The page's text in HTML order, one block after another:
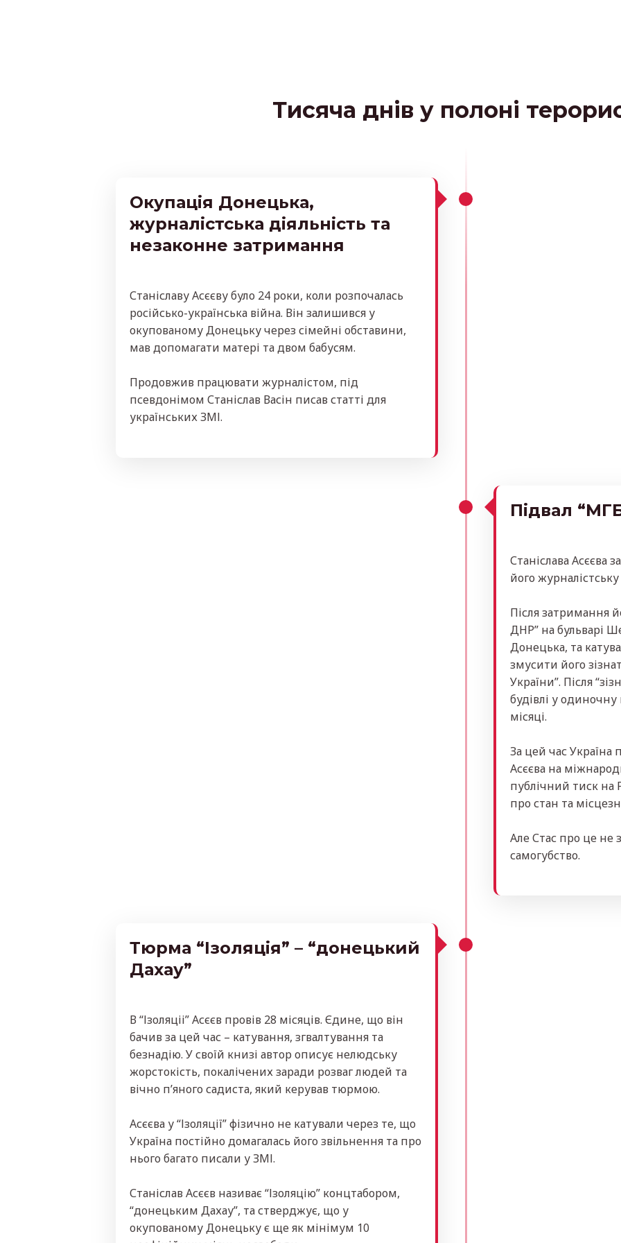
Тисяча днів у полоні
Окупація Донецька,
журналістська діяльність та
незаконне затримання
Станіславу Асєєву було 24 роки, коли розпочалась
російсько-українська війна. Він залишився у
окупованому Донецьку через сімейні обставини,
мав допомагати матері та двом бабусям.
Продовжив працювати журналістом, під
псевдонімом Станіслав Васін писав статті для
українських ЗМІ.
Підвал
Станіслава Асєєва
його журналістську
Після затримання
ДНР” на бульварі
Донецька, та
змусити його
України”. Після
будівлі у одиночну
місяці.
За цей час Україна
Асєєва на
публічний тиск на
про стан та
Але Стас про це не
самогубство.
Тюрма “Ізоляція” – “донецький
Дахау”
В “Ізоляціі” Асєєв провів 28 місяців. Єдине, що він
бачив за цей час – катування, згвалтування та
безнадію. У своїй книзі автор описує нелюдську
жорстокість, покалічених заради розваг людей та
вічно п’яного садиста, який керував тюрмою.
Асєєва у “Ізоляції” фізично не катували через те, що
Україна постійно домагалась його звільнення та про
нього багато писали у ЗМІ.
Станіслав Асєєв називає “Ізоляцію” концтабором,
“донецьким Дахау”, та стверджує, що у
окупованому Донецьку є ще як мінімум 10